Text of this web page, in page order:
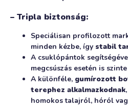
– Tripla biztonság:
Speciálisan profilozott
minden kézbe, így stabil
A csuklópántok
megcsúszás esetén is
A különféle, gumírozott
terephez alkalmazkodnak
homokos talajról, hóról